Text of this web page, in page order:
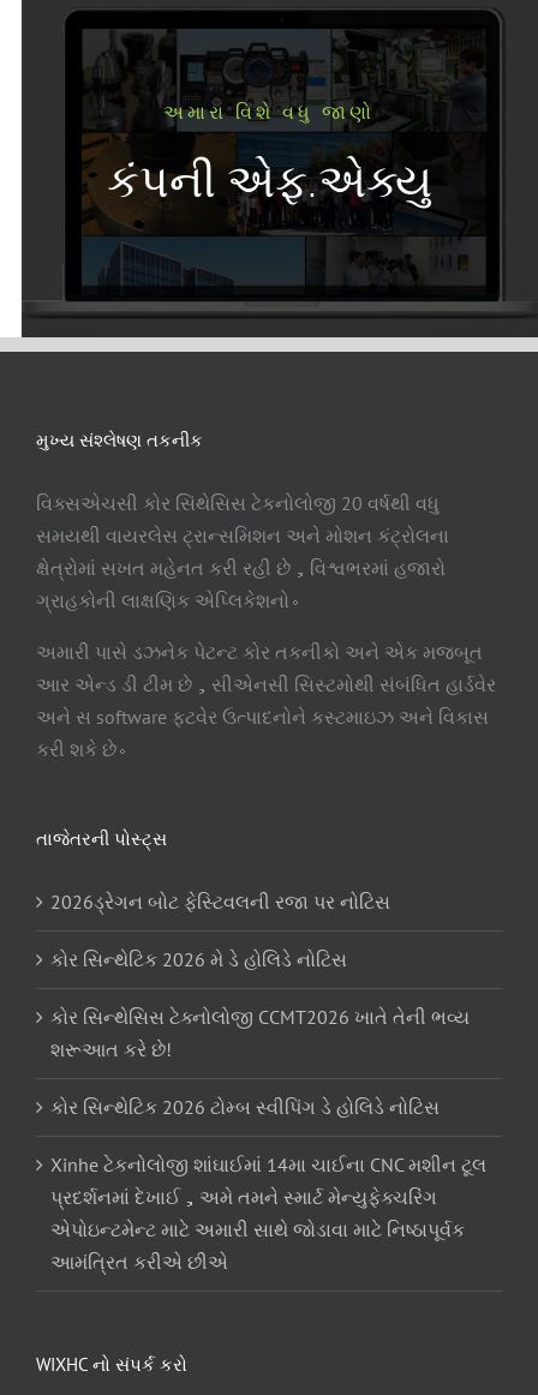
અમારા વિશે વધુ જાણો
કંપની એફ.એક્યુ
મુખ્ય સંશ્લેષણ તકનીક
વિક્સએચસી કોર સિંથેસિસ ટેકનોલોજી 20 વર્ષથી વધુ
સમયથી વાયરલેસ ટ્રાન્સમિશન અને મોશન કંટ્રોલના
ક્ષેત્રોમાં સખત મહેનત કરી રહી છે，વિશ્વભરમાં હજારો
ગ્રાહકોની લાક્ષણિક એપ્લિકેશનો。
અમારી પાસે ડઝનેક પેટન્ટ કોર તકનીકો અને એક મજબૂત
આર એન્ડ ડી ટીમ છે，સીએનસી સિસ્ટમોથી સંબંધિત હાર્ડવેર
અને સ software ફ્ટવેર ઉત્પાદનોને કસ્ટમાઇઝ અને વિકાસ
કરી શકે છે。
તાજેતરની પોસ્ટ્સ
2026ડ્રેગન બોટ ફેસ્ટિવલની રજા પર નોટિસ
કોર સિન્થેટિક 2026 મે ડે હોલિડે નોટિસ
કોર સિન્થેસિસ ટેક્નોલોજી CCMT2026 ખાતે તેની ભવ્ય
શરૂઆત કરે છે!
કોર સિન્થેટિક 2026 ટોમ્બ સ્વીપિંગ ડે હોલિડે નોટિસ
Xinhe ટેકનોલોજી શાંઘાઈમાં 14મા ચાઈના CNC મશીન ટૂલ
પ્રદર્શનમાં દેખાઈ，અમે તમને સ્માર્ટ મેન્યુફેક્ચરિંગ
એપોઇન્ટમેન્ટ માટે અમારી સાથે જોડાવા માટે નિષ્ઠાપૂર્વક
આમંત્રિત કરીએ છીએ
WIXHC નો સંપર્ક કરો